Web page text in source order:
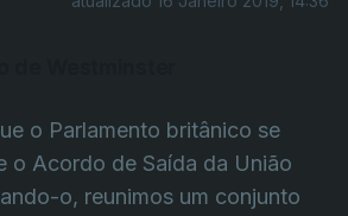
o Parlamento britânico se
o Acordo de Saída da União
o, reunimos um conjunto